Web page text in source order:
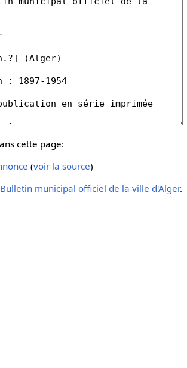
cette page:
(voir la source)
Bulletin municipal officiel de la ville d'Alger.